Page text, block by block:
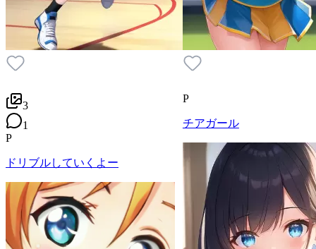
3
1
P
ドリブルしていくよー
P
チアガール